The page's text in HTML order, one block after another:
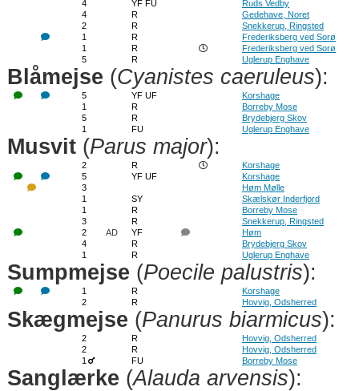
4 YF FU
Ruds Vedby
4
R
Gedehave, Noret
2
R
Snekkerup, Ringsted
1
R
Frederiksberg ved Sorø
1
R
Frederiksberg ved Sorø
5
R Uglerup Enghave
Blåmejse (Cyanistes caeruleus):
5 YF UF
Korshage
1
R
Borreby Mose
5
R
Brydebjerg Skov
1
FU Uglerup Enghave
Musvit (Parus major):
2 R
Korshage
5
YF UF
Korshage
3
Høm Mølle
1
SY
Skælskør Inderfjord
1
R
Borreby Mose
3
R
Snekkerup, Ringsted
2
AD YF
Høm
4
R
Brydebjerg Skov
1
R Uglerup Enghave
Sumpmejse (Poecile palustris):
1 R
Korshage
2
R Hovvig, Odsherred
Skægmejse (Panurus biarmicus):
2 R
Hovvig, Odsherred
2
R
Hovvig, Odsherred
1
FU Borreby Mose
Sanglærke (Alauda arvensis):